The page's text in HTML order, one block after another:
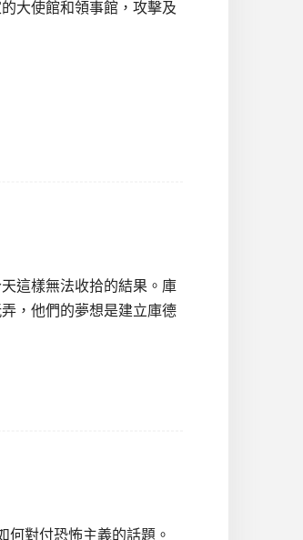
大使館和領事館，攻擊及
這樣無法收拾的結果。庫
，他們的夢想是建立庫德
何對付恐怖主義的話題。